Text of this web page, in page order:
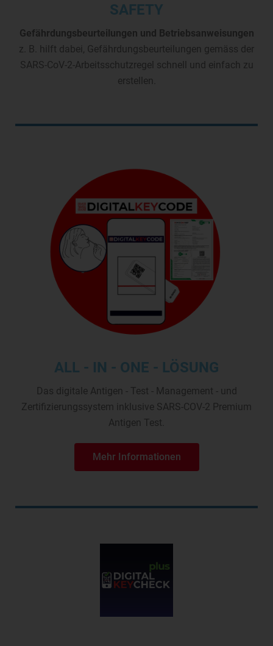
SAFETY
Gefährdungsbeurteilungen und Betriebsanweisungen
z. B. hilft dabei, Gefährdungsbeurteilungen gemäss der
SARS-CoV-2-Arbeitsschutzregel schnell und einfach zu
erstellen.
ALL - IN - ONE - LÖSUNG
Das digitale Antigen - Test - Management - und
Zertifizierungssystem inklusive SARS-COV-2 Premium
Antigen Test.
Mehr Informationen